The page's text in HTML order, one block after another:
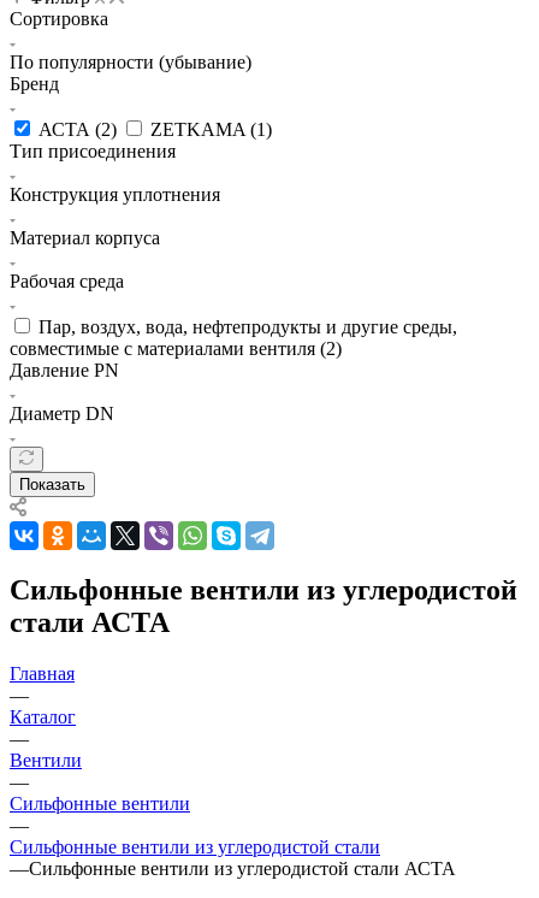
Сортировка
По популярности (убывание)
Бренд
АСТА (2) ZETKAMA (1)
Тип присоединения
Конструкция уплотнения
Материал корпуса
Рабочая среда
Пар, воздух, вода, нефтепродукты и другие среды,
совместимые с материалами вентиля (2)
Давление PN
Диаметр DN
Показать
Сильфонные вентили из углеродистой
стали АСТА
Главная
—
Каталог
—
Вентили
—
Сильфонные вентили
—
Сильфонные вентили из углеродистой стали
—Сильфонные вентили из углеродистой стали АСТА